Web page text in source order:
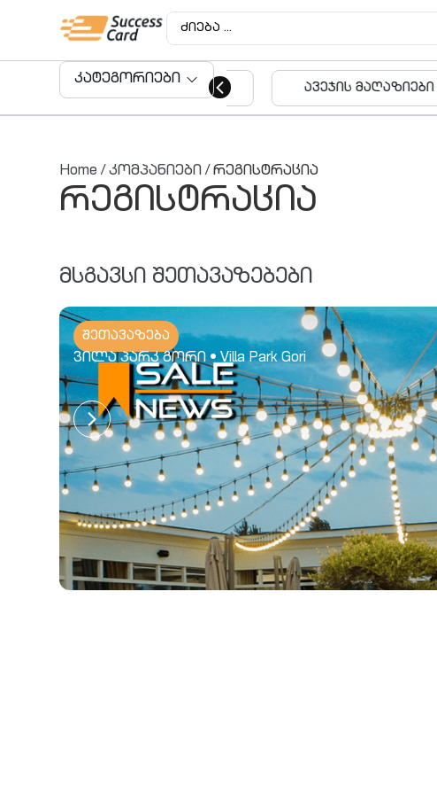
კატეგორიები
ავეჯის მაღაზიები
აუდიტორული
Home /კომპანიები / რეგისტრაცია
რეგისტრაცია
მსგავსი შეთავაზებები
შეთავაზება
ვილა პარკ გორი • Villa Park Gori